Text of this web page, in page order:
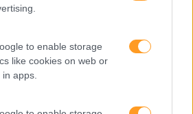
to enable storage
like cookies on web or
apps.